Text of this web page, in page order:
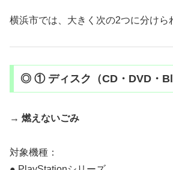
横浜市では、大きく次の2つに分けら
◎ ① ディスク（CD・DVD・
→ 燃えないごみ
対象機種：